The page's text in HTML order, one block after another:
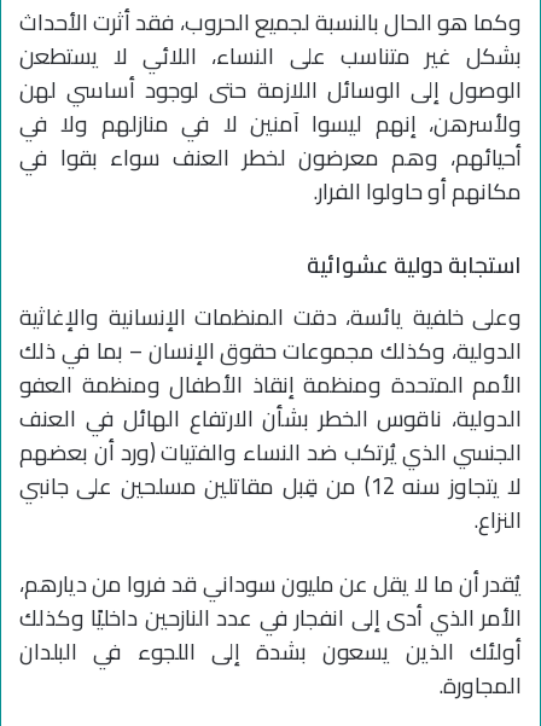
وكما هو الحال بالنسبة لجميع الحروب، فقد أثرت الأحداث
بشكل غير متناسب على النساء، اللائي لا يستطعن
الوصول إلى الوسائل اللازمة حتى لوجود أساسي لهن
ولأسرهن، إنهم ليسوا آمنين لا في منازلهم ولا في
أحيائهم، وهم معرضون لخطر العنف سواء بقوا في
مكانهم أو حاولوا الفرار.
استجابة دولية عشوائية
وعلى خلفية يائسة، دقت المنظمات الإنسانية والإغاثية
الدولية، وكذلك مجموعات حقوق الإنسان – بما في ذلك
الأمم المتحدة ومنظمة إنقاذ الأطفال ومنظمة العفو
الدولية، ناقوس الخطر بشأن الارتفاع الهائل في العنف
الجنسي الذي يُرتكب ضد النساء والفتيات (ورد أن بعضهم
لا يتجاوز سنه 12) من قِبل مقاتلين مسلحين على جانبي
النزاع.
يُقدر أن ما لا يقل عن مليون سوداني قد فروا من ديارهم،
الأمر الذي أدى إلى انفجار في عدد النازحين داخليًا وكذلك
أولئك الذين يسعون بشدة إلى اللجوء في البلدان
المجاورة.